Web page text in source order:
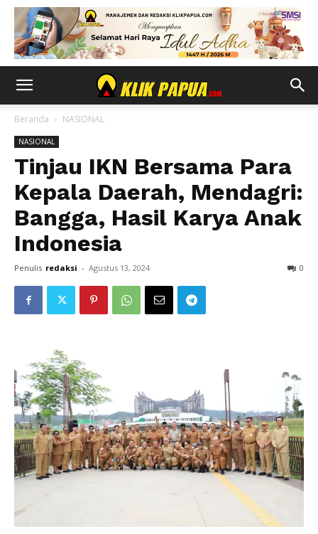
Beranda NASIONAL
NASIONAL
Tinjau IKN Bersama Para
Kepala Daerah, Mendagri:
Bangga, Hasil Karya Anak
Indonesia
Penulis redaksi - Agustus 13, 2024 0